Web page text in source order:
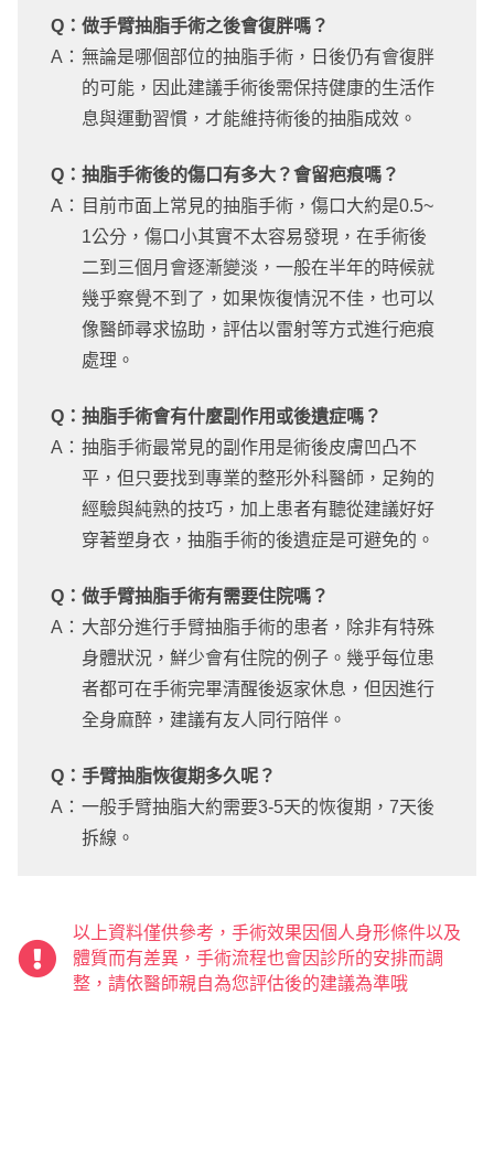
Q：做手臂抽脂手術之後會復胖嗎？
A： 無論是哪個部位的抽脂手術，日後仍有會復胖
的可能，因此建議手術後需保持健康的生活作
息與運動習慣，才能維持術後的抽脂成效。
Q：抽脂手術後的傷口有多大？會留疤痕嗎？
A：
目前市面上常見的抽脂手術，傷口大約是0.5~
1公分，傷口小其實不太容易發現，在手術後
二到三個月會逐漸變淡，一般在半年的時候就
幾乎察覺不到了，如果恢復情況不佳，也可以
像醫師尋求協助，評估以雷射等方式進行疤痕
處理。
Q：抽脂手術會有什麼副作用或後遺症嗎？
A： 抽脂手術最常見的副作用是術後皮膚凹凸不
平，但只要找到專業的整形外科醫師，足夠的
經驗與純熟的技巧，加上患者有聽從建議好好
穿著塑身衣，抽脂手術的後遺症是可避免的。
Q：做手臂抽脂手術有需要住院嗎？
A： 大部分進行手臂抽脂手術的患者，除非有特殊
身體狀況，鮮少會有住院的例子。幾乎每位患
者都可在手術完畢清醒後返家休息，但因進行
全身麻醉，建議有友人同行陪伴。
Q：手臂抽脂恢復期多久呢？
A： 一般手臂抽脂大約需要3-5天的恢復期，7天後
拆線。
以上資料僅供參考，手術效果因個人身形條件以及
體質而有差異，手術流程也會因診所的安排而調
整，請依醫師親自為您評估後的建議為準哦